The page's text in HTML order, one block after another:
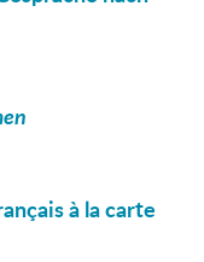
à la carte